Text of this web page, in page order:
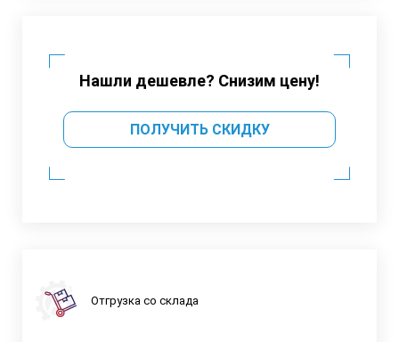
Нашли дешевле? Снизим цену!
ПОЛУЧИТЬ СКИДКУ
Отгрузка со склада